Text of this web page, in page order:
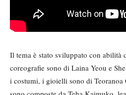
Il tema è stato sviluppato con abilità
coreografie sono di Laina Yeou e
i costumi, i gioielli sono di Teoranoa